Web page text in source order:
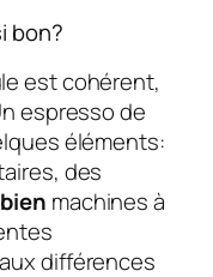
bon?
est cohérent,
espresso de
éléments:
des
bien machines à
différences